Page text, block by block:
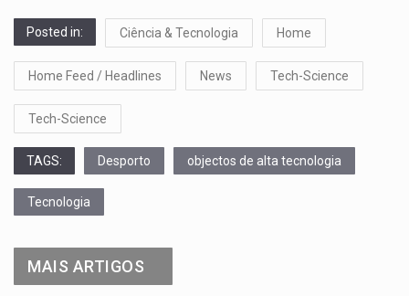
Posted in: Ciência & Tecnologia Home
Home Feed / Headlines News Tech-Science
Tech-Science
TAGS: Desporto objectos de alta tecnologia
Tecnologia
MAIS ARTIGOS